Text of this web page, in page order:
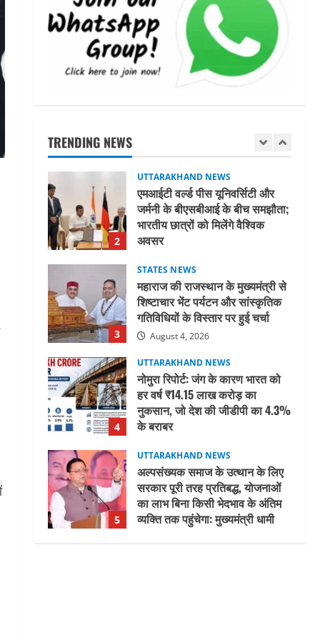
TRENDING NEWS
5
अल्पसंख्यक समाज के उत्थान के लिए
सरकार पूरी तरह प्रतिबद्ध, योजनाओं
का लाभ बिना किसी भेदभाव के अंतिम
व्यक्ति तक पहुंचेगा: मुख्यमंत्री धामी
August 2, 2026
1
UTTARAKHAND NEWS
2
UTTARAKHAND NEWS
एमआईटी वर्ल्ड पीस यूनिवर्सिटी और
जर्मनी के बीएसबीआई के बीच समझौता;
भारतीय छात्रों को मिलेंगे वैश्विक
अवसर
3
STATES NEWS
महाराज की राजस्थान के मुख्यमंत्री से
शिष्टाचार भेंट पर्यटन और सांस्कृतिक
गतिविधियों के विस्तार पर हुई चर्चा
August 4, 2026
4
UTTARAKHAND NEWS
नोमुरा रिपोर्ट: जंग के कारण भारत को
हर वर्ष ₹14.15 लाख करोड़ का
नुकसान, जो देश की जीडीपी का 4.3%
के बराबर
5
UTTARAKHAND NEWS
अल्पसंख्यक समाज के उत्थान के लिए
सरकार पूरी तरह प्रतिबद्ध, योजनाओं
का लाभ बिना किसी भेदभाव के अंतिम
व्यक्ति तक पहुंचेगा: मुख्यमंत्री धामी